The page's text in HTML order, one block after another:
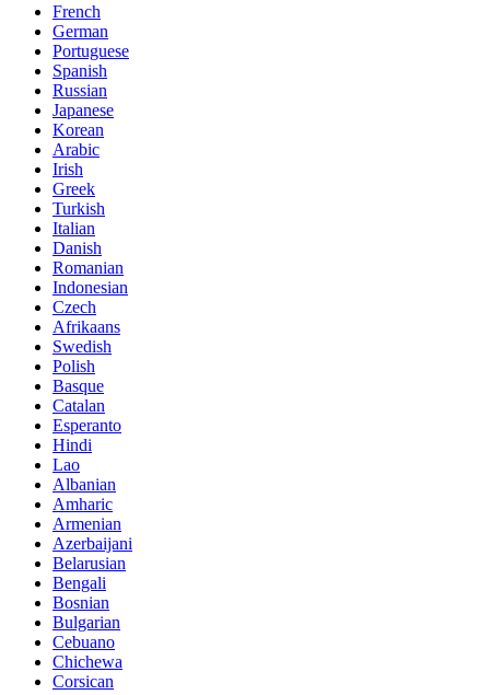
French
German
Portuguese
Spanish
Russian
Japanese
Korean
Arabic
Irish
Greek
Turkish
Italian
Danish
Romanian
Indonesian
Czech
Afrikaans
Swedish
Polish
Basque
Catalan
Esperanto
Hindi
Lao
Albanian
Amharic
Armenian
Azerbaijani
Belarusian
Bengali
Bosnian
Bulgarian
Cebuano
Chichewa
Corsican